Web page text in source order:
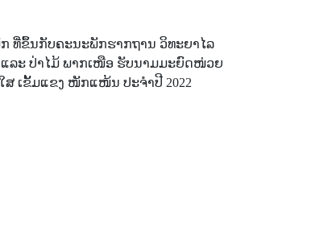
ທີ່ຂຶ້ນກັບຄະນະພັກຮາກຖານ ວິທະຍາໄລ
ລະ ປ່າໄມ້ ພາກເໜືອ ຮັບນາມມະຍົດໜ່ວຍ
ສ ເຂັ້ມແຂງ ໜັກແໜ້ນ ປະຈໍາປີ 2022